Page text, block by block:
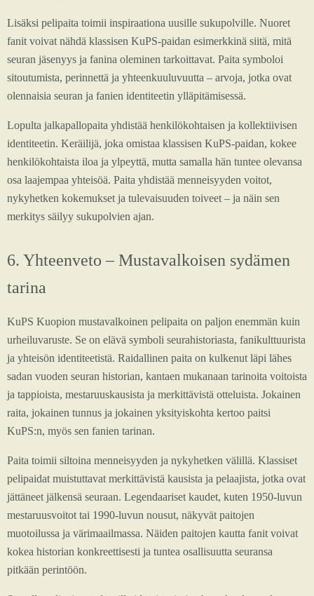
Lisäksi pelipaita toimii inspiraationa uusille sukupolville. Nuoret
fanit voivat nähdä klassisen KuPS-paidan esimerkkinä siitä, mitä
seuran jäsenyys ja fanina oleminen tarkoittavat. Paita symboloi
sitoutumista, perinnettä ja yhteenkuuluvuutta – arvoja, jotka ovat
olennaisia seuran ja fanien identiteetin ylläpitämisessä.
Lopulta jalkapallopaita yhdistää henkilökohtaisen ja kollektiivisen
identiteetin. Keräilijä, joka omistaa klassisen KuPS-paidan, kokee
henkilökohtaista iloa ja ylpeyttä, mutta samalla hän tuntee olevansa
osa laajempaa yhteisöä. Paita yhdistää menneisyyden voitot,
nykyhetken kokemukset ja tulevaisuuden toiveet – ja näin sen
merkitys säilyy sukupolvien ajan.
6. Yhteenveto – Mustavalkoisen sydämen
tarina
KuPS Kuopion mustavalkoinen pelipaita on paljon enemmän kuin
urheiluvaruste. Se on elävä symboli seurahistoriasta, fanikulttuurista
ja yhteisön identiteetistä. Raidallinen paita on kulkenut läpi lähes
sadan vuoden seuran historian, kantaen mukanaan tarinoita voitoista
ja tappioista, mestaruuskausista ja merkittävistä otteluista. Jokainen
raita, jokainen tunnus ja jokainen yksityiskohta kertoo paitsi
KuPS:n, myös sen fanien tarinan.
Paita toimii siltoina menneisyyden ja nykyhetken välillä. Klassiset
pelipaidat muistuttavat merkittävistä kausista ja pelaajista, jotka ovat
jättäneet jälkensä seuraan. Legendaariset kaudet, kuten 1950-luvun
mestaruusvoitot tai 1990-luvun nousut, näkyvät paitojen
muotoilussa ja värimaailmassa. Näiden paitojen kautta fanit voivat
kokea historian konkreettisesti ja tuntea osallisuutta seuransa
pitkään perintöön.